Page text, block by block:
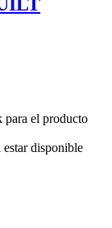
para el producto
estar disponible